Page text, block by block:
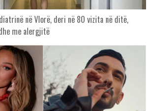
në Vlorë, deri në 80 vizita në ditë,
me alergjitë